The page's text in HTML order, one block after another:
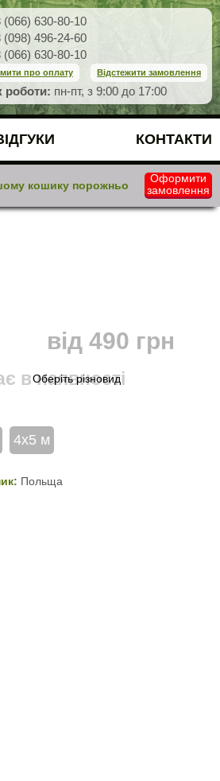
(066) 630-80-10
(098) 496-24-60
(066) 630-80-10
про оплату Відстежити замовлення
роботи: пн-пт, з 9:00 до 17:00
КОНТАКТИ
кошику порожньо
Оформити
замовлення
від 490 грн
в наявності
4х5 м
Польща